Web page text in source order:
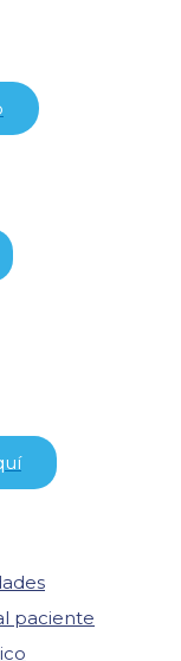
paciente